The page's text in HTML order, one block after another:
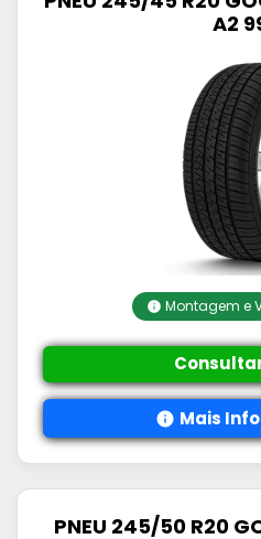
A2
Montagem e
Mais
PNEU 245/50 R20